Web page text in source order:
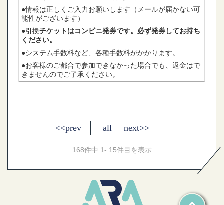
●情報は正しくご入力お願いします（メールが届かない可
能性がございます）
●引換チケットはコンビニ発券です。 必ず発券してお持ち
ください。
●システム手数料など、各種手数料がかかります。
●お客様のご都合で参加できなかった場合でも、返金はで
きませんのでご了承ください。
<<prev all next>>
168件中 1- 15件目を表示